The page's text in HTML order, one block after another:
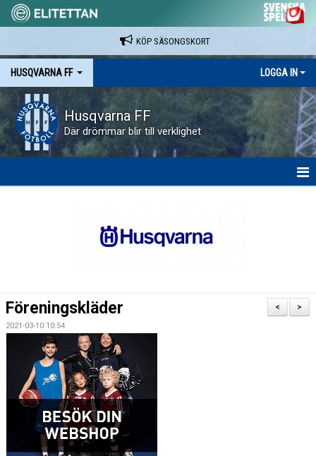
KÖP SÄSONGSKORT
HUSQVARNA FF LOGGA IN
Husqvarna FF
Där drömmar blir till verklighet
FÖRENINGSKALENDER
BILDGALLERI
DOKUMENT
FÖRENINGENS MATCHER
SPONSORER
>
<
Föreningskläder
2021-03-10 10:54